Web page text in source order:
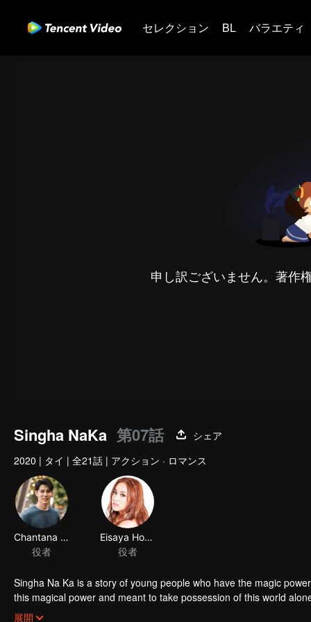
セレクション BL バラエティ
申し訳ございません。著作
Singha NaKa 第07話
シェア
2020 | タイ | 全21話 | アクション · ロマンス
Chantana Kritkanjanapan
役者
Eisaya Hosuwan
役者
Singha Na Ka is a story of young people who have the magic
this magical power and meant to take possession of this world
stop this scientist. And to save the world not to fall into the hands
展開